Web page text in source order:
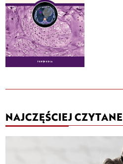
NAJCZĘŚCIEJ CZYTANE